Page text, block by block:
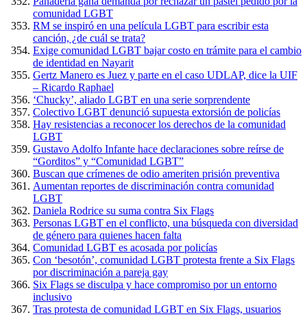
comunidad LGBT
RM se inspiró en una película LGBT para escribir esta
canción, ¿de cuál se trata?
Exige comunidad LGBT bajar costo en trámite para el cambio
de identidad en Nayarit
Gertz Manero es Juez y parte en el caso UDLAP, dice la UIF
– Ricardo Raphael
‘Chucky’, aliado LGBT en una serie sorprendente
Colectivo LGBT denunció supuesta extorsión de policías
Hay resistencias a reconocer los derechos de la comunidad
LGBT
Gustavo Adolfo Infante hace declaraciones sobre reírse de
“Gorditos” y “Comunidad LGBT”
Buscan que crímenes de odio ameriten prisión preventiva
Aumentan reportes de discriminación contra comunidad
LGBT
Daniela Rodrice su suma contra Six Flags
Personas LGBT en el conflicto, una búsqueda con diversidad
de género para quienes hacen falta
Comunidad LGBT es acosada por policías
Con ‘besotón’, comunidad LGBT protesta frente a Six Flags
por discriminación a pareja gay
Six Flags se disculpa y hace compromiso por un entorno
inclusivo
Tras protesta de comunidad LGBT en Six Flags, usuarios